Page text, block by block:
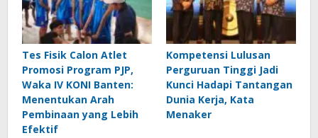
Tes Fisik Calon Atlet
Promosi Program PJP,
Waka IV KONI Banten:
Menentukan Arah
Pembinaan yang Lebih
Efektif
Kompetensi Lulusan
Perguruan Tinggi Jadi
Kunci Hadapi Tantangan
Dunia Kerja, Kata
Menaker